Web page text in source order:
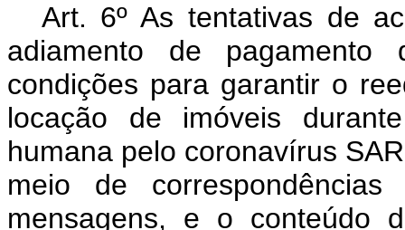
Art. 6º As tentativas de
adiamento de
condições para garantir o
locação de imóveis
humana pelo coronavírus
meio de
mensagens, e o conteúdo